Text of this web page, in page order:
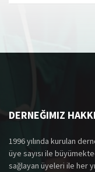
DERNEĞIMIZ
1996 yılında kurulan
üye sayısı ile
sağlayan üyeleri ile her